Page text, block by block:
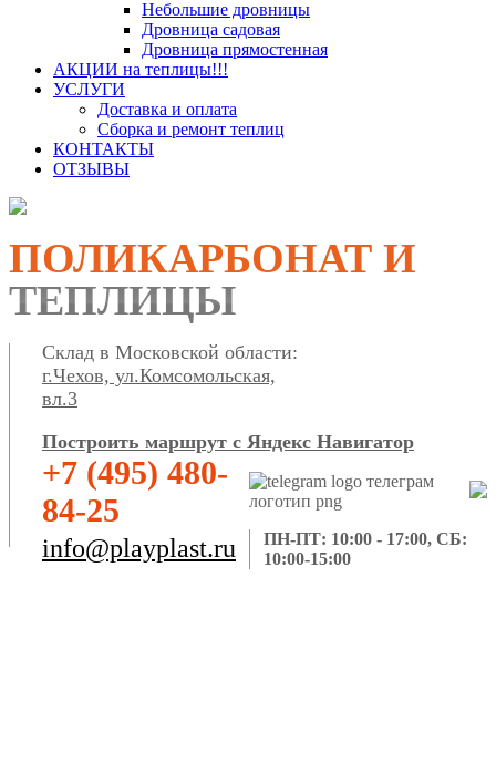
Небольшие дровницы
Дровница садовая
Дровница прямостенная
АКЦИИ на теплицы!!!
УСЛУГИ
Доставка и оплата
Сборка и ремонт теплиц
КОНТАКТЫ
ОТЗЫВЫ
ПОЛИКАРБОНАТ И
ТЕПЛИЦЫ
Склад в Московской области:
г.Чехов, ул.Комсомольская,
вл.3
Построить маршрут с Яндекс Навигатор
+7 (495) 480-
84-25
info@playplast.ru
ПН-ПТ: 10:00 - 17:00, СБ:
10:00-15:00